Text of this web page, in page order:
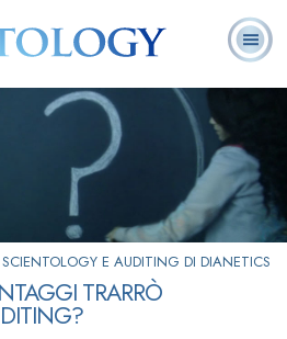
Ministri
Volontari
Domande
ricorrenti
SCIENTOLOGY E AUDITING DI DIANETICS
TRARRÒ